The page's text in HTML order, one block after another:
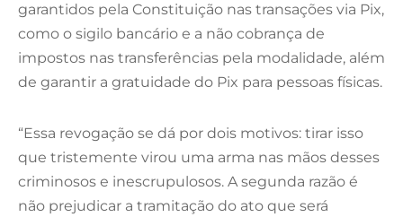
garantidos pela Constituição nas transações via Pix,
como o sigilo bancário e a não cobrança de
impostos nas transferências pela modalidade, além
de garantir a gratuidade do Pix para pessoas físicas.
“Essa revogação se dá por dois motivos: tirar isso
que tristemente virou uma arma nas mãos desses
criminosos e inescrupulosos. A segunda razão é
não prejudicar a tramitação do ato que será